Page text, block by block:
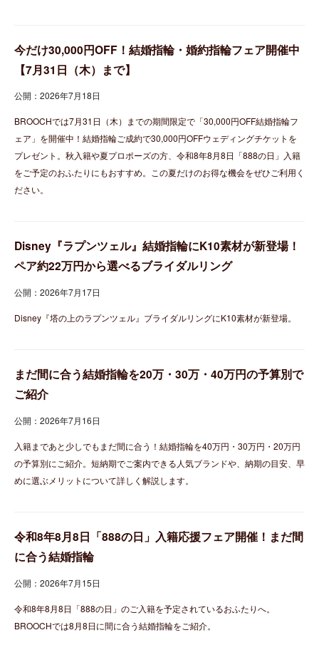
今だけ30,000円OFF！結婚指輪・婚約指輪フェア開催中
【7月31日（木）まで】
公開：2026年7月18日
BROOCHでは7月31日（木）までの期間限定で「30,000円OFF結婚指輪フ
ェア」を開催中！結婚指輪ご成約で30,000円OFFウェディングチケットを
プレゼント。秋入籍や夏プロポーズの方、令和8年8月8日「888の日」入籍
をご予定のおふたりにもおすすめ。この夏だけのお得な機会をぜひご利用く
ださい。
Disney『ラプンツェル』結婚指輪にK10素材が新登場！
ペア約22万円から選べるブライダルリング
公開：2026年7月17日
Disney『塔の上のラプンツェル』ブライダルリングにK10素材が新登場。
まだ間に合う結婚指輪を20万・30万・40万円の予算別で
ご紹介
公開：2026年7月16日
入籍まであと少しでもまだ間に合う！結婚指輪を40万円・30万円・20万円
の予算別にご紹介。短納期でご案内できる人気ブランドや、納期の目安、早
めに選ぶメリットについて詳しく解説します。
令和8年8月8日「888の日」入籍応援フェア開催！まだ間
に合う結婚指輪
公開：2026年7月15日
令和8年8月8日「888の日」のご入籍を予定されているおふたりへ。
BROOCHでは8月8日に間に合う結婚指輪をご紹介。